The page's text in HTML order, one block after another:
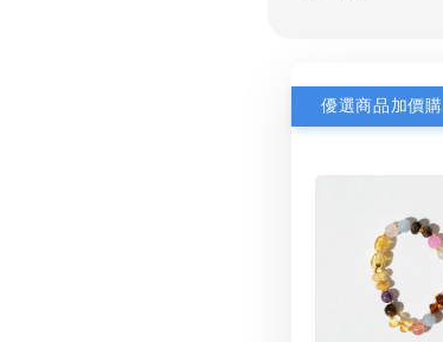
優選商品加價購